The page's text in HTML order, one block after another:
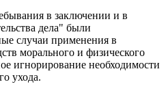
в заключении и в
дела" были
случаи применения в
морального и физического
игнорирование необходимости
ухода.